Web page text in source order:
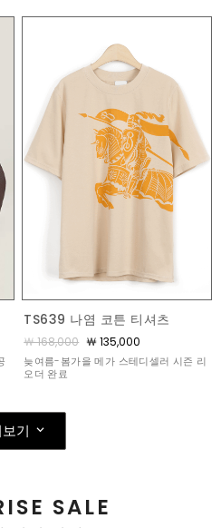
TS639 나염 코튼 티셔츠
￦ 168,000 ￦ 135,000
늦여름-봄가을 메가 스테디셀러 시즌 리
오더 완료
기
SALE